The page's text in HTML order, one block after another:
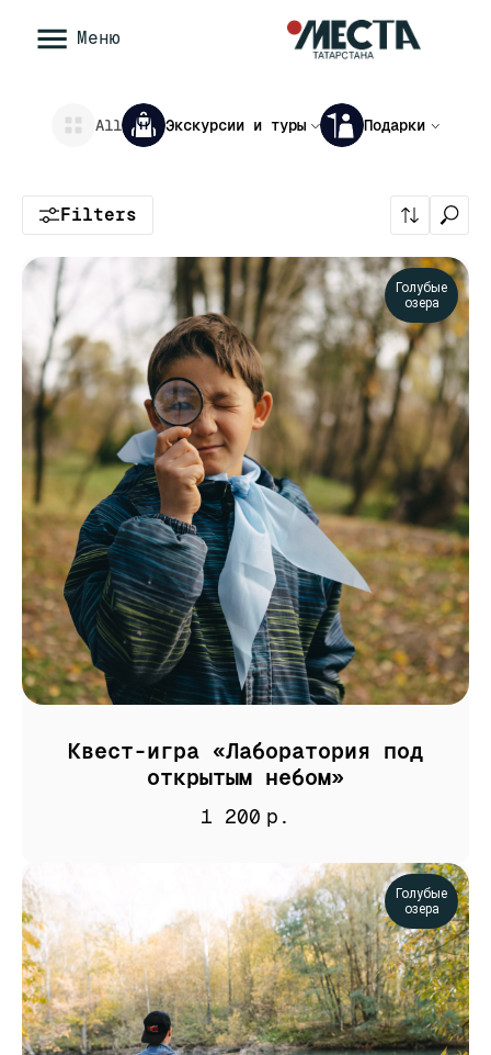
Меню
All Экскурсии и туры Подарки
Filters
Голубые
озера
Квест-игра «Лаборатория под
открытым небом»
1 200 р.
Голубые
озера